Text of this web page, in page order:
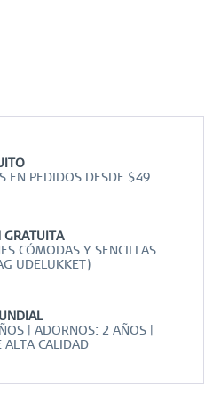
EN PEDIDOS DESDE $49
GRATUITA
CÓMODAS Y SENCILLAS
UDELUKKET)
| ADORNOS: 2 AÑOS |
ALTA CALIDAD